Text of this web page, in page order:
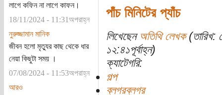
লাগে কফিন না লাগে কাফন।
18/11/2024 - 11:31অপরাহ্ন
নুরুজ্জামান মানিক
জীবন হলো মৃত্যুর কাছ থেকে ধার
নেয়া কিছুটা সময় ।
07/08/2024 - 11:53অপরাহ্ন
আরও
পাঁচ মিনিটের প্যাঁচ
লিখেছেন অতিথি লেখক(তারিখ:
১২:৪১পূর্বাহ্ন)
ক্যাটেগরি:
গল্প
ব্লগরব্লগর